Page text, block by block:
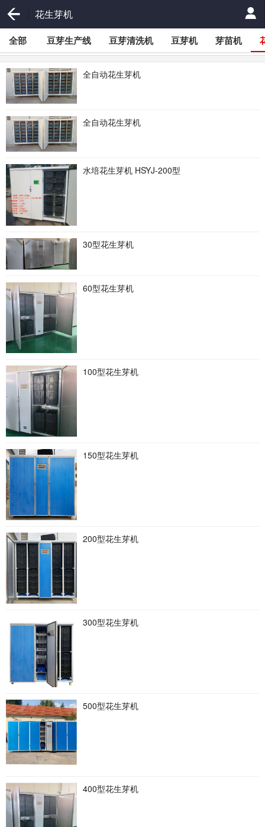
花生芽机
全部 豆芽生产线 豆芽清洗机 豆芽机 芽苗机
全自动花生芽机
全自动花生芽机
水培花生芽机 HSYJ-200型
30型花生芽机
60型花生芽机
100型花生芽机
150型花生芽机
200型花生芽机
300型花生芽机
500型花生芽机
400型花生芽机